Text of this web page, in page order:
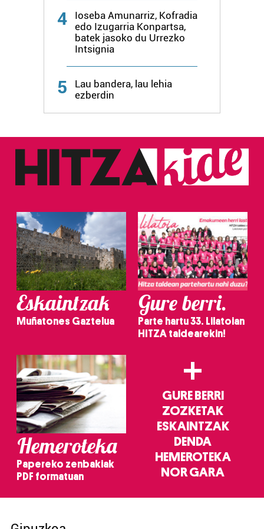
Webgune honek cookie propioak eta hirugarrenen cookie-
fitxategiak erabiltzen ditu. Zure esperientzia eta
erabiltzeko baimen esplizitua ematen diguzu.
4
Ioseba Amunarriz, Kofradia
edo Izugarria Konpartsa,
batek jasoko du Urrezko
Intsignia
5
Lau bandera, lau lehia
ezberdin
Eskaintzak
Muñatones Gaztelua
Gure berri.
Parte hartu 33. Lilatoian
HITZA taldearekin!
Hemeroteka
Papereko zenbakiak
PDF formatuan
+
GURE BERRI
ZOZKETAK
ESKAINTZAK
DENDA
HEMEROTEKA
NOR GARA